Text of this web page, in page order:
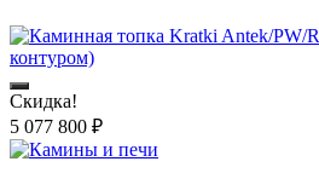
Скидка!
5 077 800 ₽